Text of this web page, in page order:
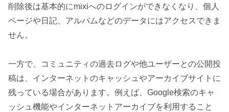
削除後は基本的にmixiへのログインができなくなり、個人
ページや日記、アルバムなどのデータにはアクセスできま
せん。
一方で、コミュニティの過去ログや他ユーザーとの公開投
稿は、インターネットのキャッシュやアーカイブサイトに
残っている場合があります。例えば、Google検索のキャ
ッシュ機能やインターネットアーカイブを利用すること